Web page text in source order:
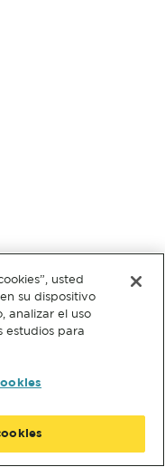
usted
su dispositivo
analizar el uso
estudios para